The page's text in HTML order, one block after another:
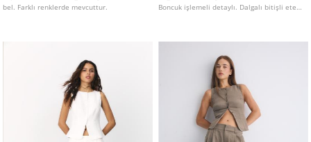
bel. Farklı renklerde mevcuttur.
Boncuk işlemeli detaylı. Dalgalı bitişli etek